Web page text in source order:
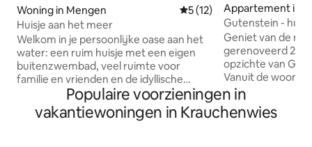
Woning in Mengen Gemiddelde beoordeling
5 (12)
Huisje aan het meer
Welkom in je persoonlijke oase aan het
water: een ruim huisje met een eigen
buitenzwembad, veel ruimte voor
familie en vrienden en de idyllische
bestemming van de meren waar je met
je vingers in kunt graven in de buurt.
Geniet van ontspannende dagen aan
Appartement in
n
Gutenstein - huis
Geniet van de
gerenoveerd
opzichte van
Vanuit de
een prachtig
en velden, waar
steeds
Populaire voorzieningen in
vakantiewoningen in Krauchenwies